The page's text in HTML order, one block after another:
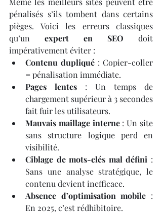
pénalisés s’ils tombent dans certains
pièges. Voici les erreurs classiques
qu’un expert en SEO doit
impérativement éviter :
Contenu dupliqué : Copier-coller
= pénalisation immédiate.
Pages lentes : Un temps de
chargement supérieur à 3 secondes
fait fuir les utilisateurs.
Mauvais maillage interne : Un site
sans structure logique perd en
visibilité.
Ciblage de mots-clés mal défini :
Sans une analyse stratégique, le
contenu devient inefficace.
Absence d’optimisation mobile :
En 2025, c’est rédhibitoire.